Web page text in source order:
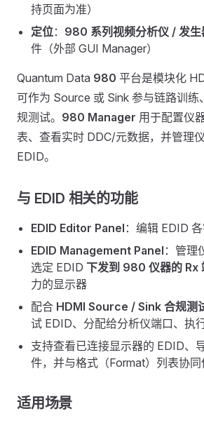
持页面为准）
定位： 980 系列视频分析仪 / 发生
件（外部 GUI Manager）
Quantum Data 980 平台是模块化
可作为 Source 或 Sink 参与链路训练
规测试。 980 Manager 用于配置仪
表、查看实时 DDC/元数据，并管理
EDID。
与 EDID 相关的功能
EDID Editor Panel ：编辑 EDID
EDID Management Panel ：管理
选定 EDID 下发到 980 仪器的 Rx
力的显示器
配合 HDMI Source / Sink 合规测
试 EDID、分配给分析仪端口、执
支持查看已连接显示器的 EDID、
件，并与格式（Format）列表协同
适用场景